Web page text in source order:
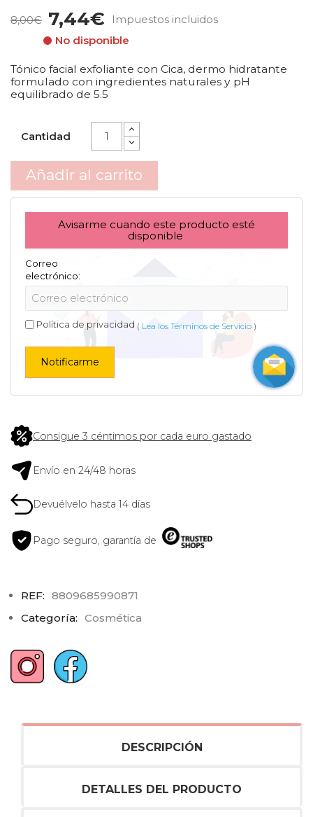
8,00€ 7,44€
Impuestos incluidos
No disponible
Tónico facial exfoliante con Cica, dermo hidratante
formulado con ingredientes naturales y pH
equilibrado de 5.5
Cantidad
Añadir al carrito
Avisarme cuando este producto esté
disponible
Correo
electrónico:
Política de privacidad ( Lea los Términos de Servicio )
Notificarme
Consigue 3 céntimos por cada euro gastado
Envío en 24/48 horas
Devuélvelo hasta 14 días
Pago seguro, garantía de
REF: 8809685990871
Categoría: Cosmética
DESCRIPCIÓN
DETALLES DEL PRODUCTO